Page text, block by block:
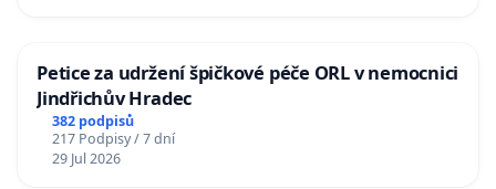
Petice za udržení špičkové péče ORL v nemocnici
Jindřichův Hradec
382 podpisů
217 Podpisy / 7 dní
29 Jul 2026